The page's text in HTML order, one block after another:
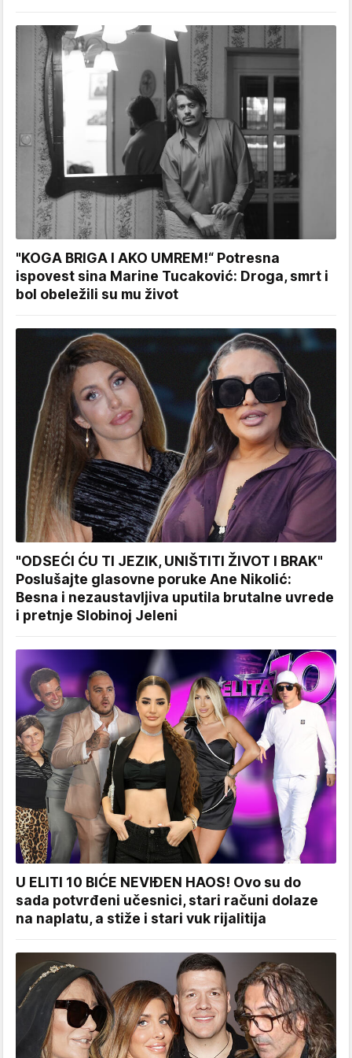
"KOGA BRIGA I AKO UMREM!“ Potresna
ispovest sina Marine Tucaković: Droga, smrt i
bol obeležili su mu život
"ODSEĆI ĆU TI JEZIK, UNIŠTITI ŽIVOT I BRAK"
Poslušajte glasovne poruke Ane Nikolić:
Besna i nezaustavljiva uputila brutalne uvrede
i pretnje Slobinoj Jeleni
U ELITI 10 BIĆE NEVIĐEN HAOS! Ovo su do
sada potvrđeni učesnici, stari računi dolaze
na naplatu, a stiže i stari vuk rijalitija